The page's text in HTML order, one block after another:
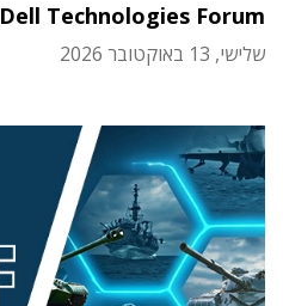
Dell Technologies Forum
שלישי, 13 באוקטובר 2026